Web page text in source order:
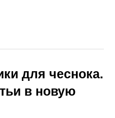
для чеснока.
в новую